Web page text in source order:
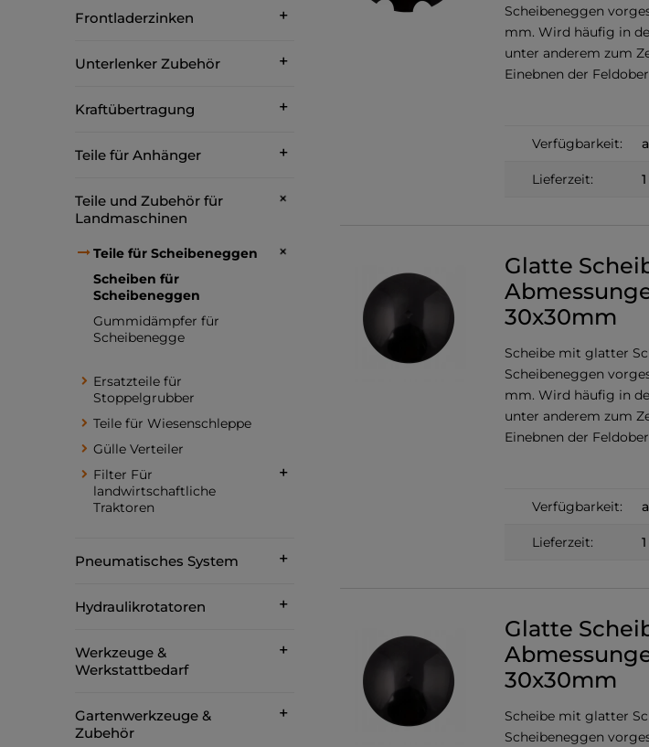
Frontladerzinken
Unterlenker Zubehör
Kraftübertragung
Teile für Anhänger
Teile und Zubehör für
Landmaschinen
Teile für Scheibeneggen
Scheiben für
Scheibeneggen
Gummidämpfer für
Scheibenegge
Ersatzteile für
Stoppelgrubber
Teile für Wiesenschleppe
Gülle Verteiler
Filter Für
landwirtschaftliche
Traktoren
Pneumatisches System
Hydraulikrotatoren
Werkzeuge &
Werkstattbedarf
Gartenwerkzeuge &
Zubehör
Scheibeneggen
mm. Wird häufig in
unter anderem zum
Einebnen der
Verfügbarkeit:
Lieferzeit:
Glatte
30x30mm
Scheibe mit glatter
Scheibeneggen
mm. Wird häufig in
unter anderem zum
Einebnen der
Verfügbarkeit:
Lieferzeit:
Glatte
30x30mm
Scheibe mit glatter
Scheibeneggen